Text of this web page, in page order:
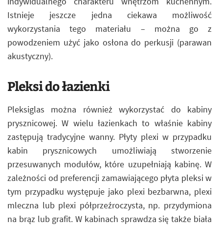
Istnieje jeszcze jedna ciekawa możliwość
wykorzystania tego materiału – można go z
powodzeniem użyć jako osłona do perkusji (parawan
akustyczny).
Pleksi do łazienki
Pleksiglas można również wykorzystać do kabiny
prysznicowej. W wielu łazienkach to właśnie kabiny
zastępują tradycyjne wanny. Płyty plexi w przypadku
kabin prysznicowych umożliwiają stworzenie
przesuwanych modułów, które uzupełniają kabinę. W
zależności od preferencji zamawiającego płyta pleksi w
tym przypadku występuje jako plexi bezbarwna, plexi
mleczna lub plexi półprzeźroczysta, np. przydymiona
na brąz lub grafit. W kabinach sprawdza się także biała